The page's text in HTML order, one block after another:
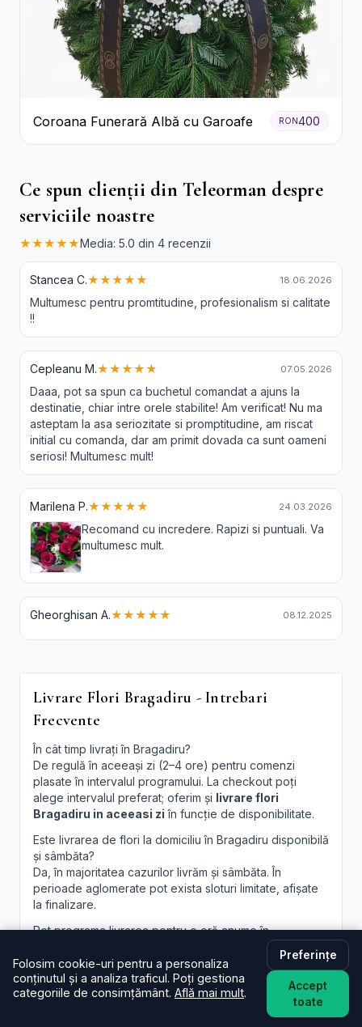
Coroana Funerară Albă cu Garoafe RON400
Ce spun clienții din Teleorman despre
serviciile noastre
★★★★★Media: 5.0 din 4 recenzii
Stancea C.★★★★★ 18.06.2026
Multumesc pentru promtitudine, profesionalism si calitate
!!
Cepleanu M.★★★★★ 07.05.2026
Daaa, pot sa spun ca buchetul comandat a ajuns la
destinatie, chiar intre orele stabilite! Am verificat! Nu ma
asteptam la asa seriozitate si promptitudine, am riscat
initial cu comanda, dar am primit dovada ca sunt oameni
seriosi! Multumesc mult!
Marilena P.★★★★★ 24.03.2026
Recomand cu incredere. Rapizi si puntuali. Va
multumesc mult.
Gheorghisan A.★★★★★ 08.12.2025
Livrare Flori Bragadiru - Intrebari
Frecvente
În cât timp livrați în Bragadiru?
De regulă în aceeași zi (2–4 ore) pentru comenzi
plasate în intervalul programului. La checkout poți
alege intervalul preferat; oferim și livrare flori
Bragadiru in aceeasi zi în funcție de disponibilitate.
Este livrarea de flori la domiciliu în Bragadiru disponibilă
și sâmbăta?
Da, în majoritatea cazurilor livrăm și sâmbăta. În
perioade aglomerate pot exista sloturi limitate, afișate
la finalizare.
Pot programa livrarea pentru o oră anume în
Oferim intervale orare; pentru ore fixe încercăm să
acomodăm cererea, în funcție de traseul curierilor.
Pot adăuga un mesaj personalizat la buchet?
Desigur. Felicitarea este inclusă; scrie mesajul dorit în
Folosim cookie-uri pentru a personaliza
conținutul și a analiza traficul. Poți gestiona
categoriile de consimțământ. Află mai mult.
Preferințe
Accept
toate